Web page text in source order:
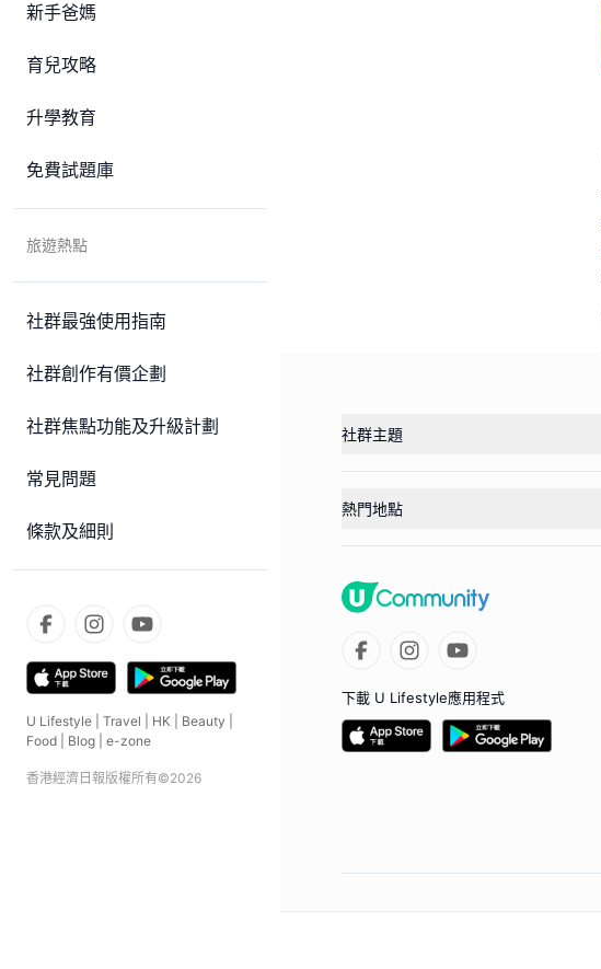
新手爸媽
育兒攻略
升學教育
免費試題庫
旅遊熱點
社群最強使用指南
社群創作有價企劃
社群焦點功能及升級計劃
常見問題
條款及細則
U Lifestyle Travel HK Beauty
Food
Blog e-zone
香港經濟日報版權所有©2026
社群主題
熱門地點
下載 U Lifestyle應用程式